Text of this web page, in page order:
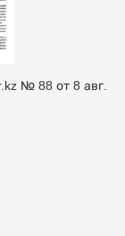
№ 88 от 8 авг.